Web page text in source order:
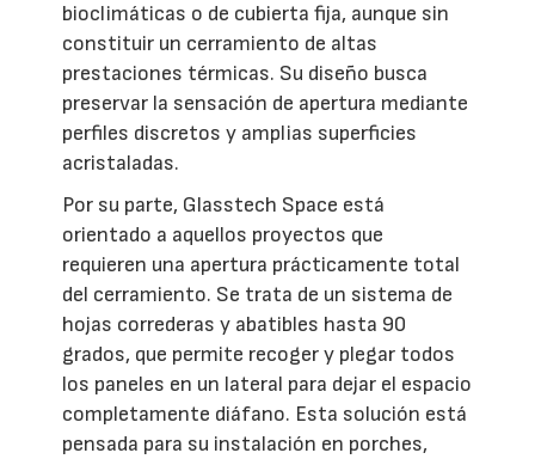
bioclimáticas o de cubierta fija, aunque sin
constituir un cerramiento de altas
prestaciones térmicas. Su diseño busca
preservar la sensación de apertura mediante
perfiles discretos y amplias superficies
acristaladas.
Por su parte, Glasstech Space está
orientado a aquellos proyectos que
requieren una apertura prácticamente total
del cerramiento. Se trata de un sistema de
hojas correderas y abatibles hasta 90
grados, que permite recoger y plegar todos
los paneles en un lateral para dejar el espacio
completamente diáfano. Esta solución está
pensada para su instalación en porches,